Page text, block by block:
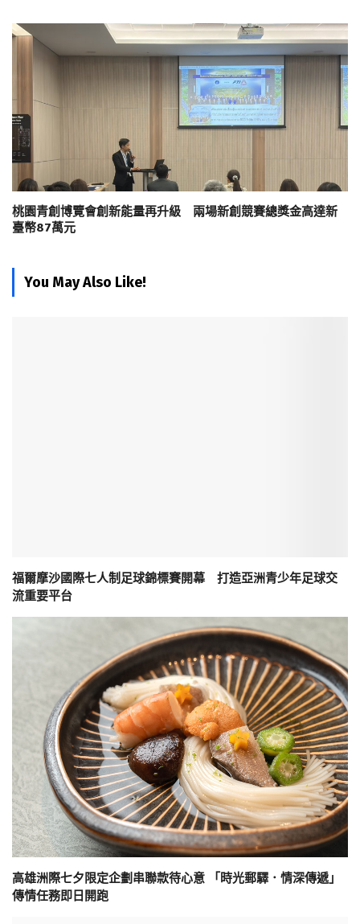
桃園青創博覽會創新能量再升級 兩場新創競賽總獎金高達新
臺幣87萬元
You May Also Like!
福爾摩沙國際七人制足球錦標賽開幕 打造亞洲青少年足球交
流重要平台
高雄洲際七夕限定企劃串聯款待心意 「時光郵驛．情深傳遞」
傳情任務即日開跑